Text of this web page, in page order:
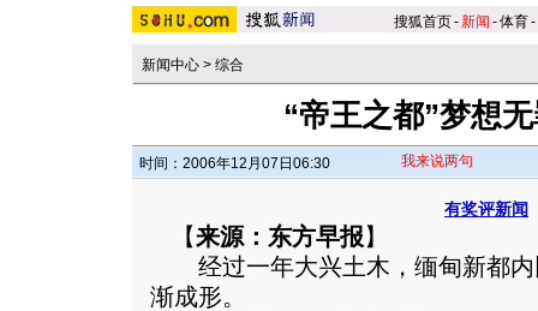
搜狐首页-新闻 -体育-
新闻中心 > 综合
“帝王之都”梦想
时间：2006年12月07日06:30 我来说两句
有奖评新闻
【来源：东方早报】
经过一年大兴土木，缅甸新都内
渐成形。